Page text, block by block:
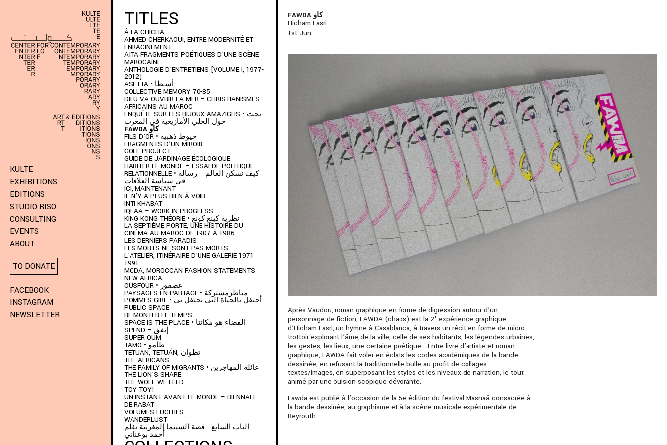
KULTE
EXHIBITIONS
EDITIONS
STUDIO RISO
CONSULTING
EVENTS
ABOUT
TO DONATE
FACEBOOK
INSTAGRAM
NEWSLETTER
TITLES
À LA CHICHA
AHMED CHERKAOUI, ENTRE MODERNITÉ ET
ENRACINEMENT
AÏTA FRAGMENTS POÉTIQUES D’UNE SCÈNE
MAROCAINE
ANTHOLOGIE D’ENTRETIENS [VOLUME I, 1977-
2012]
ASETTA • أسـطا
COLLECTIVE MEMORY 70-85
DIEU VA OUVRIR LA MER – CHRISTIANISMES
AFRICAINS AU MAROC
ENQUÊTE SUR LES BIJOUX AMAZIGHS • بحث
حول الحلي الأمازيغية في المغرب
FAWDA كاو
FILS D’OR • خيوط ذهبية
FRAGMENTS D’UN MIROIR
GOLF PROJECT
GUIDE DE JARDINAGE ÉCOLOGIQUE
HABITER LE MONDE – ESSAI DE POLITIQUE
RELATIONNELLE • كيف نسكن العالم – رسالة
في سياسة العلاقات
ICI, MAINTENANT
IL N’Y A PLUS RIEN À VOIR
INTI KHABAT
IQRAA – WORK IN PROGRESS
KING KONG THÉORIE • نظرية كينغ كونغ
LA SEPTIÈME PORTE, UNE HISTOIRE DU
CINÉMA AU MAROC DE 1907 À 1986
LES DERNIERS PARADIS
LES MORTS NE SONT PAS MORTS
L’ATELIER, ITINÉRAIRE D’UNE GALERIE 1971 –
1991
MODA, MOROCCAN FASHION STATEMENTS
NEW AFRICA
OUSFOUR • عصفور
PAYSAGES EN PARTAGE • مناظرمشتركة
POMMES GIRL • أحتفل بالحياة التي تحتفل بي
PUBLIC SPACE
RE-MONTER LE TEMPS
SPACE IS THE PLACE • الفضاء هو مكاننا
SPEND – إنفق
SUPER OUM
TAMO • طامو
THE AFRICANS
THE FAMILY OF MIGRANTS • عائلة المهاجرين
THE LION’S SHARE
THE WOLF WE FEED
TOY TOY!
UN INSTANT AVANT LE MONDE – BIENNALE
DE RABAT
VOLUMES FUGITIFS
WANDERLUST
الباب السابع… قصة السينما المغربية بقلم
أحمد بوعناني
FAWDA كاو
Hicham Lasri
1St Jun
Après Vaudou, roman graphique en forme de digression autour d’un
personnage de fiction, FAWDA (chaos) est la 2° expérience graphique
d’Hicham Lasri, un hymne à Casablanca, à travers un récit en forme de micro-
trottoir explorant l’âme de la ville, celle de ses habitants, les légendes urbaines,
les gestes, les lieux, une certaine poétique… Entre livre d’artiste et roman
graphique, FAWDA fait voler en éclats les codes académiques de la bande
dessinée, en refusant la traditionnelle bulle au profit de collages
textes/images, en superposant les styles et les niveaux de narration, le tout
animé par une pulsion scopique dévorante.
Fawda est publié à l’occasion de la 5e édition du festival Masnaâ consacrée à
la bande dessinée, au graphisme et à la scène musicale expérimentale de
Beyrouth.
_